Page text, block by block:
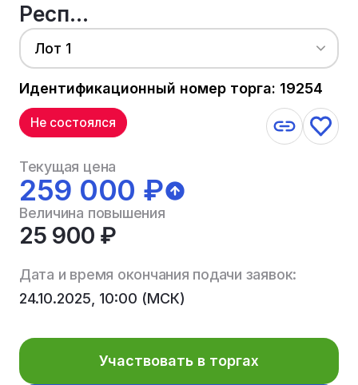
Респ...
Лот 1
Идентификационный номер торга: 19254
Не состоялся
Текущая цена
259 000 ₽
Величина повышения
25 900 ₽
Дата и время окончания подачи заявок:
24.10.2025, 10:00 (МСК)
Участвовать в торгах